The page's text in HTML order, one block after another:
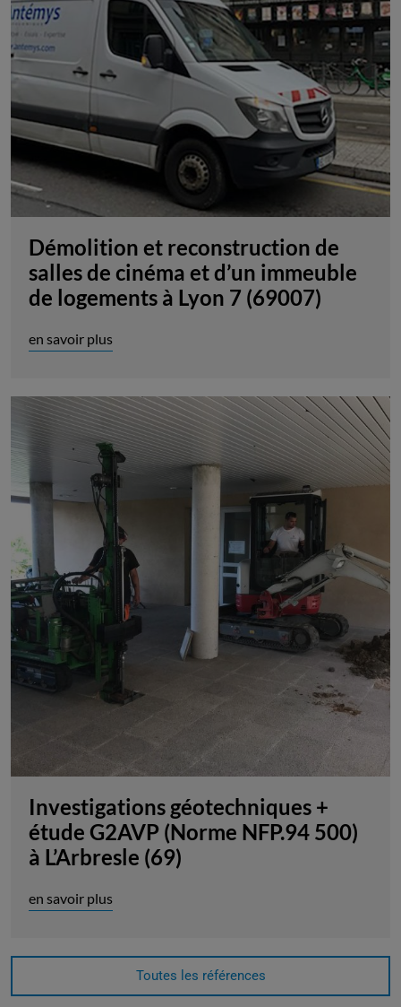
Démolition et reconstruction de
salles de cinéma et d’un immeuble
de logements à Lyon 7 (69007)
en savoir plus
Investigations géotechniques +
étude G2AVP (Norme NFP.94 500)
à L’Arbresle (69)
en savoir plus
Toutes les références